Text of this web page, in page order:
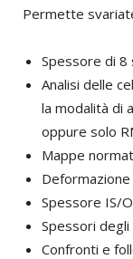
Permette
Spessore di 8
Analisi delle
la modalità di
oppure solo
Mappe
Deformazione
Spessore IS/
Spessori
Confronti e